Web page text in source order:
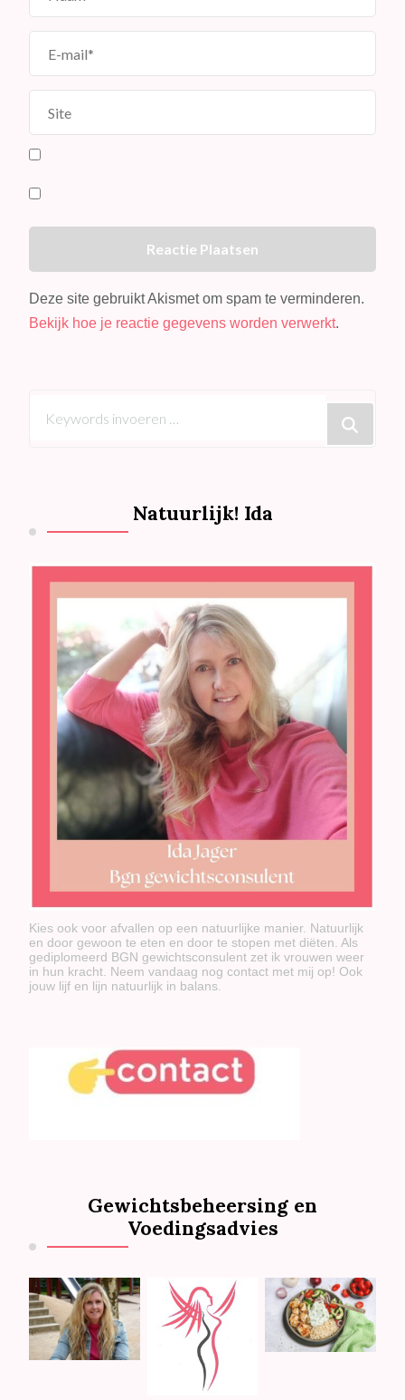
Deze site gebruikt Akismet om spam te verminderen.
Bekijk hoe je reactie gegevens worden verwerkt.
zoek
Natuurlijk! Ida
Kies ook voor afvallen op een natuurlijke manier. Natuurlijk
en door gewoon te eten en door te stopen met diëten. Als
gediplomeerd BGN gewichtsconsulent zet ik vrouwen weer
in hun kracht. Neem vandaag nog contact met mij op! Ook
jouw lijf en lijn natuurlijk in balans.
Gewichtsbeheersing en
Voedingsadvies